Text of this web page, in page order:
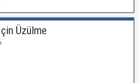
Üzülme